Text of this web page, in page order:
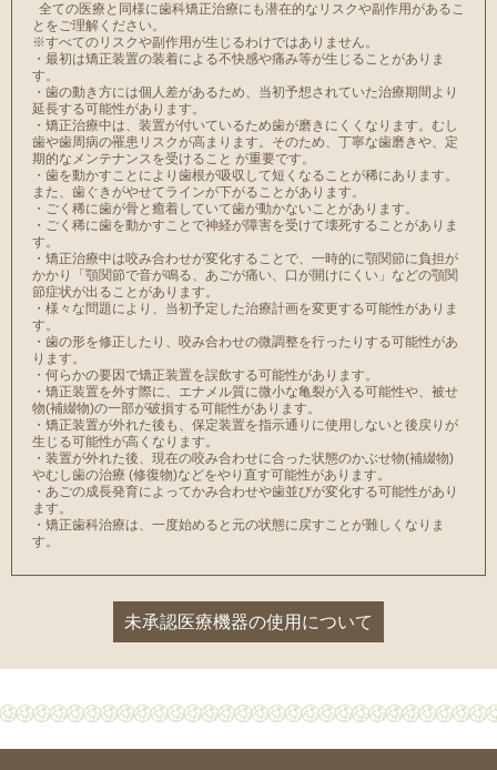
全ての医療と同様に⻭科矯正治療にも潜在的なリスクや副作用があるこ
とをご理解ください。
※すべてのリスクや副作用が生じるわけではありません。
・最初は矯正装置の装着による不快感や痛み等が生じることがありま
す。
・⻭の動き方には個人差があるため、当初予想されていた治療期間より
延⻑する可能性があります。
・矯正治療中は、装置が付いているため⻭が磨きにくくなります。むし
⻭や⻭周病の罹患リスクが高まります。そのため、丁寧な⻭磨きや、定
期的なメンテナンスを受けること が重要です。
・⻭を動かすことにより⻭根が吸収して短くなることが稀にあります。
また、⻭ぐきがやせてラインが下がることがあります。
・ごく稀に⻭が骨と癒着していて⻭が動かないことがあります。
・ごく稀に⻭を動かすことで神経が障害を受けて壊死することがありま
す。
・矯正治療中は咬み合わせが変化することで、一時的に顎関節に負担が
かかり「顎関節で音が鳴る、あごが痛い、口が開けにくい」などの顎関
節症状が出ることがあります。
・様々な問題により、当初予定した治療計画を変更する可能性がありま
す。
・⻭の形を修正したり、咬み合わせの微調整を行ったりする可能性があ
ります。
・何らかの要因で矯正装置を誤飲する可能性があります。
・矯正装置を外す際に、エナメル質に微小な⻲裂が入る可能性や、被せ
物(補綴物)の一部が破損する可能性があります。
・矯正装置が外れた後も、保定装置を指示通りに使用しないと後戻りが
生じる可能性が高くなります。
・装置が外れた後、現在の咬み合わせに合った状態のかぶせ物(補綴物)
やむし⻭の治療 (修復物)などをやり直す可能性があります。
・あごの成⻑発育によってかみ合わせや⻭並びが変化する可能性があり
ます。
・矯正⻭科治療は、一度始めると元の状態に戻すことが難しくなりま
す。
未承認医療機器の使用について